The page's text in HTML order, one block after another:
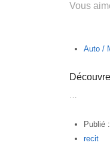
Vous
Auto /
…
Publié :
Author
recit